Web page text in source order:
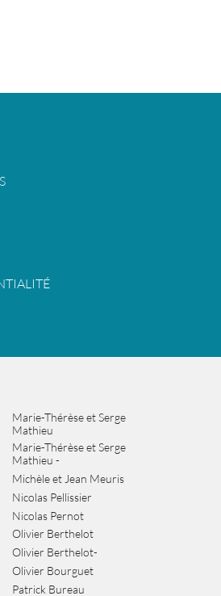
Marie-Thérèse et Serge
Mathieu
Marie-Thérèse et Serge
Mathieu -
Michèle et Jean Meuris
Nicolas Pellissier
Nicolas Pernot
Olivier Berthelot
Olivier Berthelot-
Olivier Bourguet
Patrick Bureau